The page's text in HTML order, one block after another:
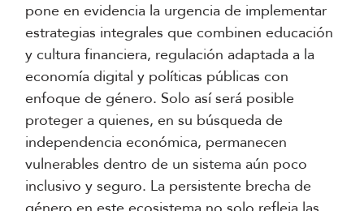
pone en evidencia la urgencia de implementar
estrategias integrales que combinen educación
y cultura financiera, regulación adaptada a la
economía digital y políticas públicas con
enfoque de género. Solo así será posible
proteger a quienes, en su búsqueda de
independencia económica, permanecen
vulnerables dentro de un sistema aún poco
inclusivo y seguro. La persistente brecha de